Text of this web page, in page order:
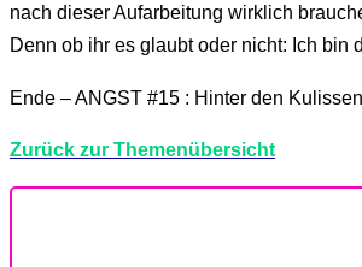
nach dieser Aufarbeitung wirklich
Denn ob ihr es glaubt oder nicht: Ich bin
Ende – ANGST #15 : Hinter den Kulissen
Zurück zur Themenübersicht